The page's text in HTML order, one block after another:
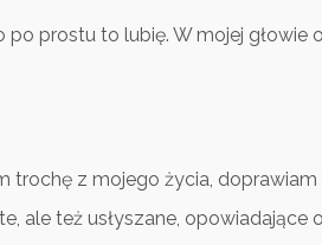
po prostu to lubię. W mojej głowie
trochę z mojego życia,
ale też usłyszane,